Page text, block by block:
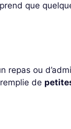
que
repas ou
de